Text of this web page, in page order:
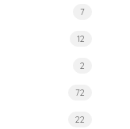
7
12
2
72
22